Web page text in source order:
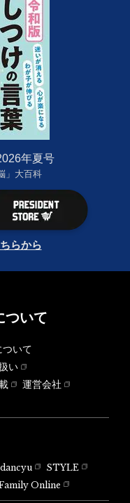
年夏号
」大百科
らから
ついて
ついて
い
運営会社
dancyu
STYLE
Family Online